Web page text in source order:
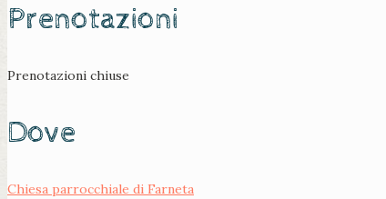
Prenotazioni
Prenotazioni chiuse
Dove
Chiesa parrocchiale di Farneta